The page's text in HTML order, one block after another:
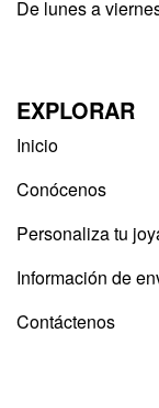
De lunes a
EXPLORAR
Inicio
Conócenos
Personaliza tu
Información de
Contáctenos